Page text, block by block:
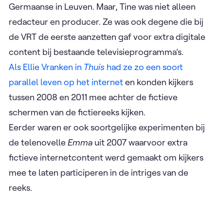
Germaanse in Leuven. Maar, Tine was niet alleen
redacteur en producer. Ze was ook degene die bij
de VRT de eerste aanzetten gaf voor extra digitale
content bij bestaande televisieprogramma’s.
Als Ellie Vranken in Thuis had ze zo een soort
parallel leven op het interneten konden kijkers
tussen 2008 en 2011 mee achter de fictieve
schermen van de fictiereeks kijken.
Eerder waren er ook soortgelijke experimenten bij
de telenovelleEmma uit 2007 waarvoor extra
fictieve internetcontent werd gemaakt om kijkers
mee te laten participeren in de intriges van de
reeks.